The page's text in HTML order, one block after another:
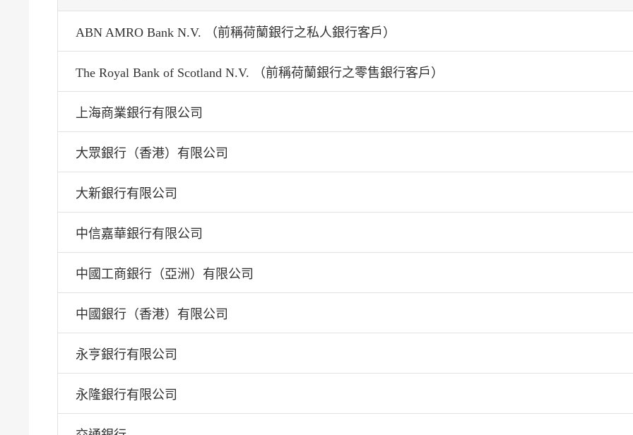
ABN AMRO Bank N.V. （前稱荷蘭銀行之私人銀行客戶）
The Royal Bank of Scotland N.V. （前稱荷蘭銀行之零售銀行客戶）
上海商業銀行有限公司
大眾銀行（香港）有限公司
大新銀行有限公司
中信嘉華銀行有限公司
中國工商銀行（亞洲）有限公司
中國銀行（香港）有限公司
永亨銀行有限公司
永隆銀行有限公司